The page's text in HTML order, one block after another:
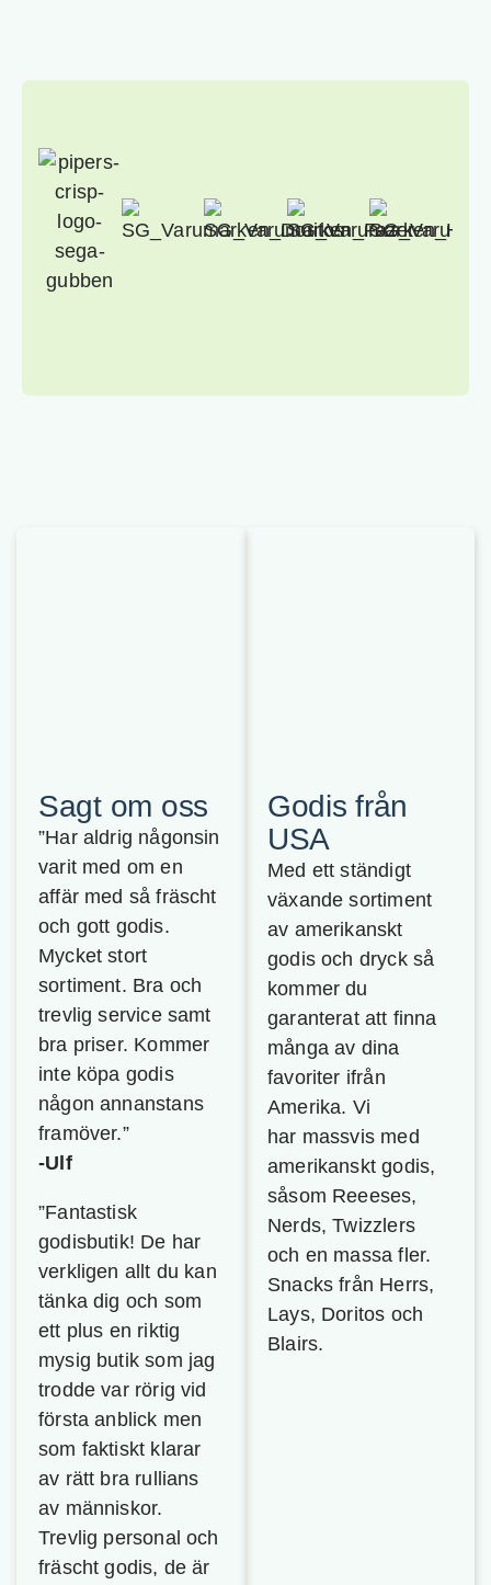
Sagt om oss
”Har aldrig någonsin
varit med om en
affär med så fräscht
och gott godis.
Mycket stort
sortiment. Bra och
trevlig service samt
bra priser. Kommer
inte köpa godis
någon annanstans
framöver.”
-Ulf
”Fantastisk
godisbutik! De har
verkligen allt du kan
tänka dig och som
ett plus en riktig
mysig butik som jag
trodde var rörig vid
första anblick men
som faktiskt klarar
av rätt bra rullians
av människor.
Trevlig personal och
fräscht godis, de är
Godis från
USA
Med ett ständigt
växande sortiment
av amerikanskt
godis och dryck så
kommer du
garanterat att finna
många av dina
favoriter ifrån
Amerika. Vi
har massvis med
amerikanskt godis,
såsom Reeeses,
Nerds, Twizzlers
och en massa fler.
Snacks från Herrs,
Lays, Doritos och
Blairs.